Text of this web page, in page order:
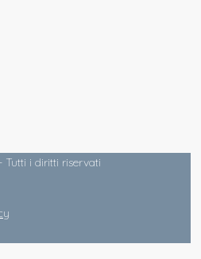
Tutti i diritti riservati